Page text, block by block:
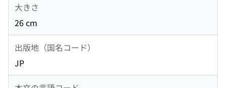
大きさ
26 cm
出版地（国名コード）
JP